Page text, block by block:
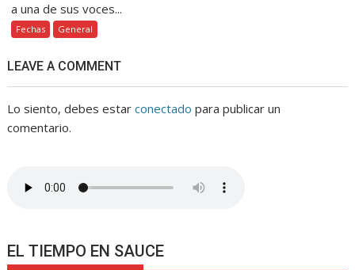
a una de sus voces...
Fechas General
LEAVE A COMMENT
Lo siento, debes estarconectado para publicar un
comentario.
EL TIEMPO EN SAUCE